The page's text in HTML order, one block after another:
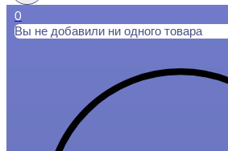
0
Вы не добавили ни одного товара